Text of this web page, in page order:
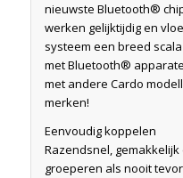
nieuwste Bluetooth®
werken gelijktijdig en
systeem een breed
met Bluetooth®
met andere Cardo
merken!
Eenvoudig koppelen
Razendsnel,
groeperen als nooit